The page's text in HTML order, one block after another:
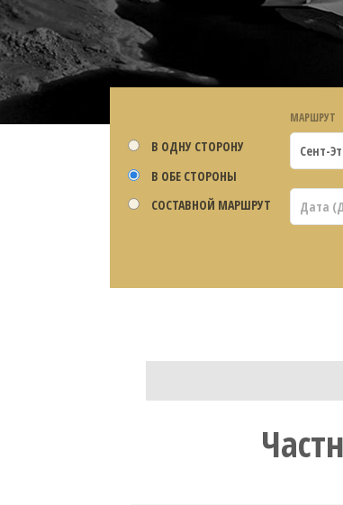
В ОДНУ СТОРОНУ
В ОБЕ СТОРОНЫ
СОСТАВНОЙ МАРШРУТ
МАРШРУТ